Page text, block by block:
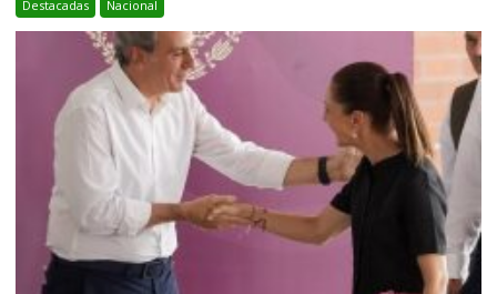
Destacadas Nacional